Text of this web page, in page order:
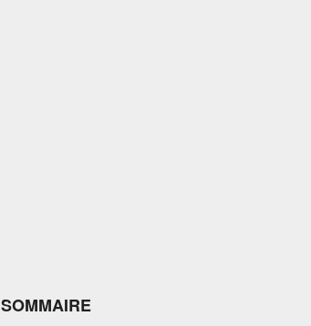
SOMMAIRE